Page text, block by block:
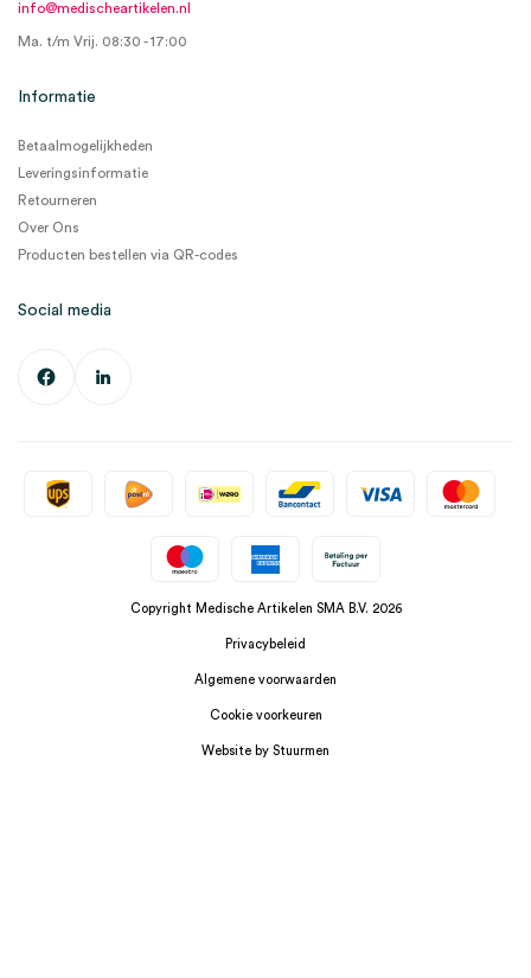
info@medischeartikelen.nl
Ma. t/m Vrij. 08:30 - 17:00
Informatie
Betaalmogelijkheden
Leveringsinformatie
Retourneren
Over Ons
Producten bestellen via QR-codes
Social media
Copyright Medische Artikelen SMA B.V. 2026
Privacybeleid
Algemene voorwaarden
Cookie voorkeuren
Website by Stuurmen